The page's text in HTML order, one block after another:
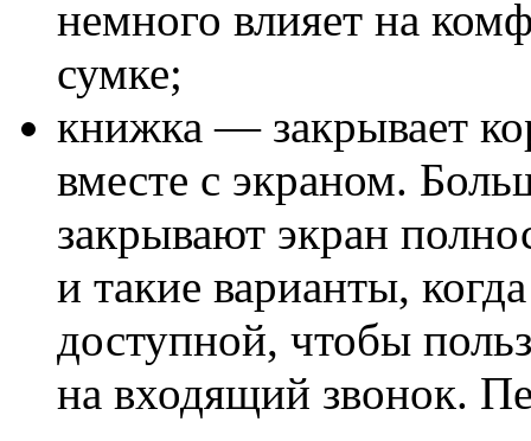
немного влияет на
сумке;
книжка — закрывает
вместе с экраном.
закрывают экран
и такие варианты,
доступной, чтобы
на входящий звонок.